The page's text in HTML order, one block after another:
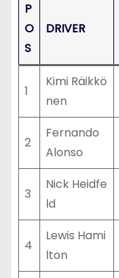
P
O
S
DRIVER
1
Kimi Räikkö
nen
2
Fernando
Alonso
3
Nick Heidfe
ld
4
Lewis Hami
lton